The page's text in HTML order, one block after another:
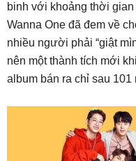
binh với khoảng thời
Wanna One đã đem về
nhiều người phải “giật
nên một thành tích mới
album bán ra chỉ sau 101